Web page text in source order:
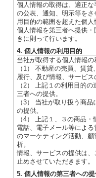
個人情報の取得は、適正
の公表、通知、明示等を
用目的の範囲を超えた個人
個人情報を第三者へ提供
きに則って行います。
4. 個人情報の利用目的
当社が取得する個人情報の
（1） 不動産の売買、賃
履行、及び情報、サービス
（2） 上記１の利用目的
三者への提供。
（3） 当社が取り扱う商
の提供。
（4） 上記１、３の商品
電話、電子メール等によ
のマーケティング活動、
析。
情報、サービスの提供は
止めさせていただきます。
5. 個人情報の第三者への提